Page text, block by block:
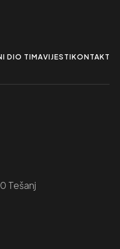
DIO TIMAVIJESTI
Tešanj